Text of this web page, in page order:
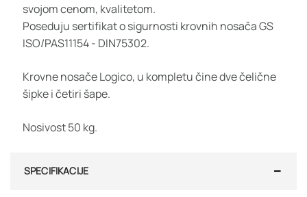
svojom cenom, kvalitetom.
Poseduju sertifikat o sigurnosti krovnih nosača GS
ISO/PAS11154 - DIN75302.
Krovne nosače Logico, u kompletu čine dve čelične
šipke i četiri šape.
Nosivost 50 kg.
SPECIFIKACIJE